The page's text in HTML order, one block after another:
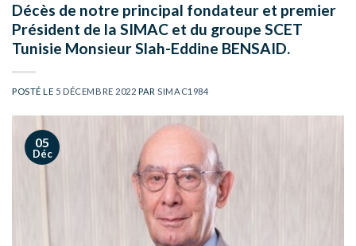
Décès de notre principal fondateur et premier
Président de la SIMAC et du groupe SCET
Tunisie Monsieur Slah-Eddine BENSAID.
POSTÉ LE 5 DÉCEMBRE 2022 PARSIMAC1984
05
Déc